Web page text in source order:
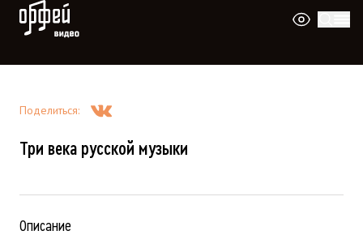
Видео Орфей
Поделиться:
Три века русской музыки
Описание